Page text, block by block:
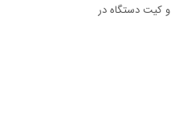
کیت دستگاه در